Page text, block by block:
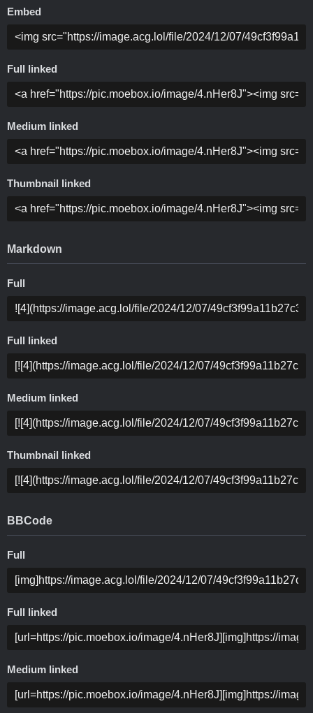
Embed
Full linked
Medium linked
Thumbnail linked
Markdown
Full
Full linked
Medium linked
Thumbnail linked
BBCode
Full
Full linked
Medium linked